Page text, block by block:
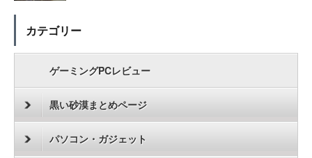
カテゴリー
ゲーミングPCレビュー
黒い砂漠まとめページ
パソコン・ガジェット